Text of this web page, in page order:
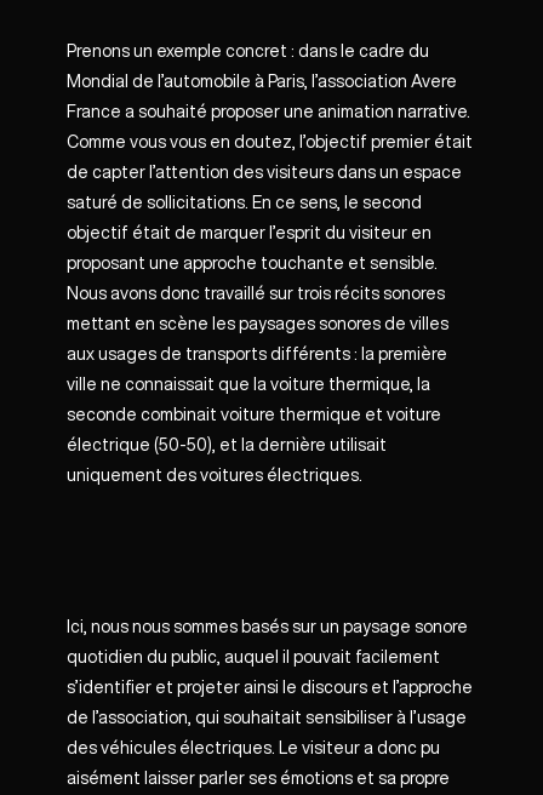
Prenons un exemple concret : dans le cadre du
Mondial de l’automobile à Paris, l’association Avere
France a souhaité proposer une animation narrative.
Comme vous vous en doutez, l’objectif premier était
de capter l’attention des visiteurs dans un espace
saturé de sollicitations. En ce sens, le second
objectif était de marquer l’esprit du visiteur en
proposant une approche touchante et sensible.
Nous avons donc travaillé sur trois récits sonores
mettant en scène les paysages sonores de villes
aux usages de transports différents : la première
ville ne connaissait que la voiture thermique, la
seconde combinait voiture thermique et voiture
électrique (50-50), et la dernière utilisait
uniquement des voitures électriques.
Ici, nous nous sommes basés sur un paysage sonore
quotidien du public, auquel il pouvait facilement
s’identifier et projeter ainsi le discours et l’approche
de l’association, qui souhaitait sensibiliser à l’usage
des véhicules électriques. Le visiteur a donc pu
aisément laisser parler ses émotions et sa propre